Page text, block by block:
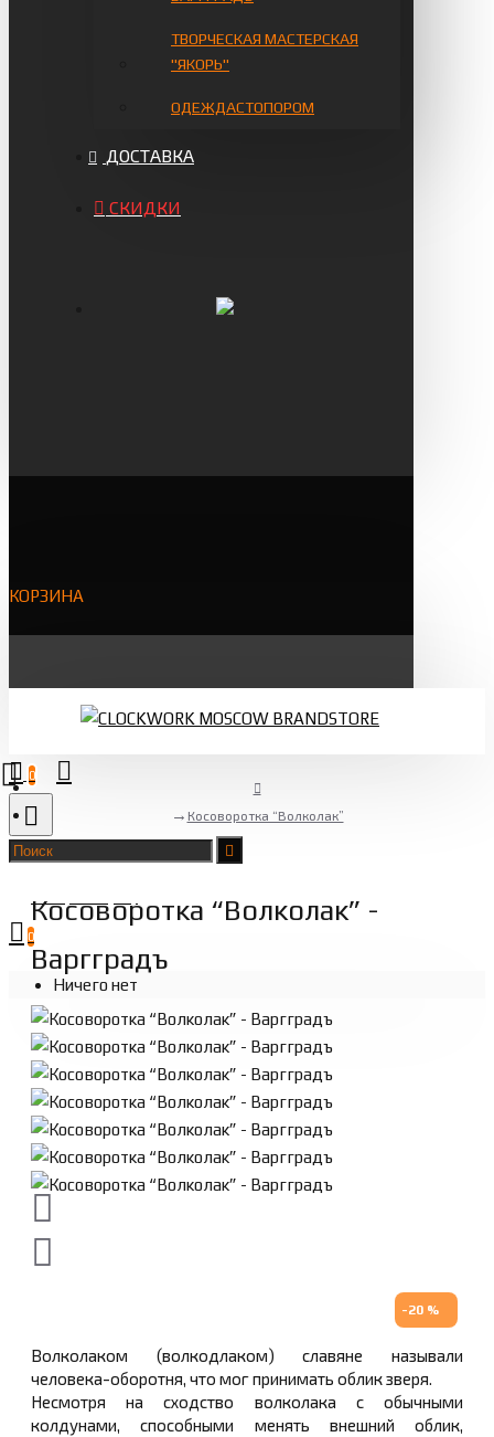
ТВОРЧЕСКАЯ МАСТЕРСКАЯ
"ЯКОРЬ"
ОДЕЖДАСТОПОРОМ
ДОСТАВКА
СКИДКИ
КОРЗИНА
0
0
Ничего нет
Косоворотка “Волколак”
Косоворотка “Волколак” -
Варгградъ
-20 %
Волколаком (волкодлаком) славяне называли
человека-оборотня, что мог принимать облик зверя.
Несмотря на сходство волколака с обычными
колдунами, способными менять внешний облик,